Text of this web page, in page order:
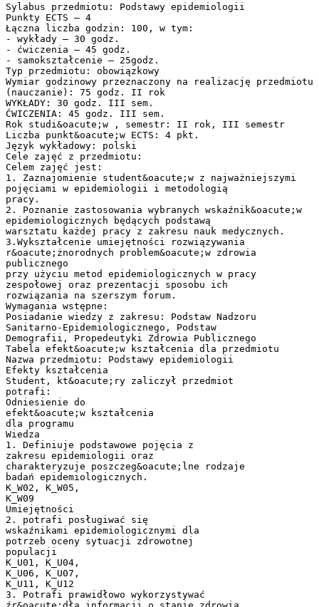
Sylabus przedmiotu: Podstawy epidemiologii
Punkty ECTS – 4
Łączna liczba godzin: 100, w tym:
- wykłady – 30 godz.
- ćwiczenia – 45 godz.
- samokształcenie – 25godz.
Typ przedmiotu: obowiązkowy
Wymiar godzinowy przeznaczony na realizację przedmiotu
(nauczanie): 75 godz. II rok
WYKŁADY: 30 godz. III sem.
ĆWICZENIA: 45 godz. III sem.
Rok studi&oacute;w , semestr: II rok, III semestr
Liczba punkt&oacute;w ECTS: 4 pkt.
Język wykładowy: polski
Cele zajęć z przedmiotu:
Celem zajęć jest:
1. Zaznajomienie student&oacute;w z najważniejszymi
pojęciami w epidemiologii i metodologią
pracy.
2. Poznanie zastosowania wybranych wskaźnik&oacute;w
epidemiologicznych będących podstawą
warsztatu każdej pracy z zakresu nauk medycznych.
3.Wykształcenie umiejętności rozwiązywania
r&oacute;żnorodnych problem&oacute;w zdrowia
publicznego
przy użyciu metod epidemiologicznych w pracy
zespołowej oraz prezentacji sposobu ich
rozwiązania na szerszym forum.
Wymagania wstępne:
Posiadanie wiedzy z zakresu: Podstaw Nadzoru
Sanitarno-Epidemiologicznego, Podstaw
Demografii, Propedeutyki Zdrowia Publicznego
Tabela efekt&oacute;w kształcenia dla przedmiotu
Nazwa przedmiotu: Podstawy epidemiologii
Efekty kształcenia
Student, kt&oacute;ry zaliczył przedmiot
potrafi:
Odniesienie do
efekt&oacute;w kształcenia
dla programu
Wiedza
1. Definiuje podstawowe pojęcia z
zakresu epidemiologii oraz
charakteryzuje poszczeg&oacute;lne rodzaje
badań epidemiologicznych.
K_W02, K_W05,
K_W09
Umiejętności
2. potrafi posługiwać się
wskaźnikami epidemiologicznymi dla
potrzeb oceny sytuacji zdrowotnej
populacji
K_U01, K_U04,
K_U06, K_U07,
K_U11, K_U12
3. Potrafi prawidłowo wykorzystywać